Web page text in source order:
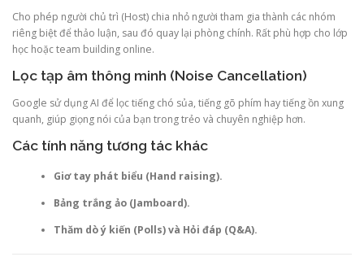
Cho phép người chủ trì (Host) chia nhỏ người tham gia thành các nhóm
riêng biệt để thảo luận, sau đó quay lại phòng chính. Rất phù hợp cho lớp
học hoặc team building online.
Lọc tạp âm thông minh (Noise Cancellation)
Google sử dụng AI để lọc tiếng chó sủa, tiếng gõ phím hay tiếng ồn xung
quanh, giúp giọng nói của bạn trong trẻo và chuyên nghiệp hơn.
Các tính năng tương tác khác
Giơ tay phát biểu (Hand raising).
Bảng trắng ảo (Jamboard).
Thăm dò ý kiến (Polls) và Hỏi đáp (Q&A).